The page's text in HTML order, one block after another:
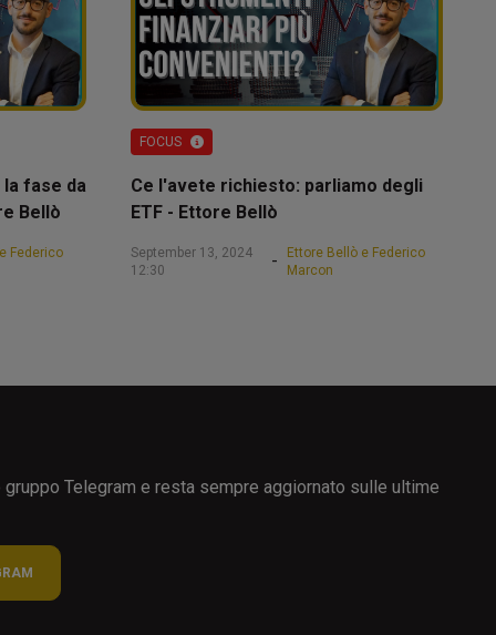
fase da
Bellò
Federico
FOCUS
Ce l'avete richiesto: parliamo degli
ETF - Ettore Bellò
September 13, 2024
12:30
-
Ettore Bellò e Federico
Marcon
Telegram e resta sempre aggiornato sulle ultime